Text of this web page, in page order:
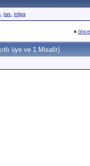
tas tolga
«
üye ve 1 Misafir)